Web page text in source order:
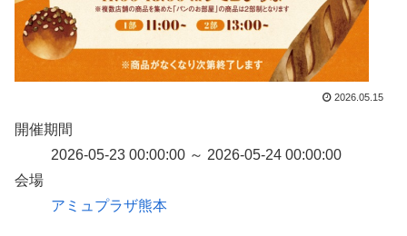
2026.05.15
開催期間
2026-05-23 00:00:00 ～ 2026-05-24 00:00:00
会場
アミュプラザ熊本